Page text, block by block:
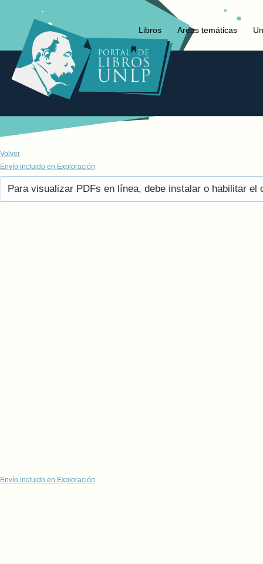
Libros Areas temáticas
Volver
Envío incluido en Exploración
Para visualizar PDFs en línea, debe instalar o habilitar el
Envío incluido en Exploración